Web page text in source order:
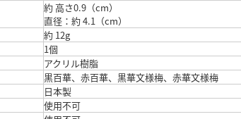
約 高さ0.9（cm）
直径：約 4.1（cm）
約 12g
1個
アクリル樹脂
黒百華、赤百華、黒華文様梅、赤華文様梅
日本製
使用不可